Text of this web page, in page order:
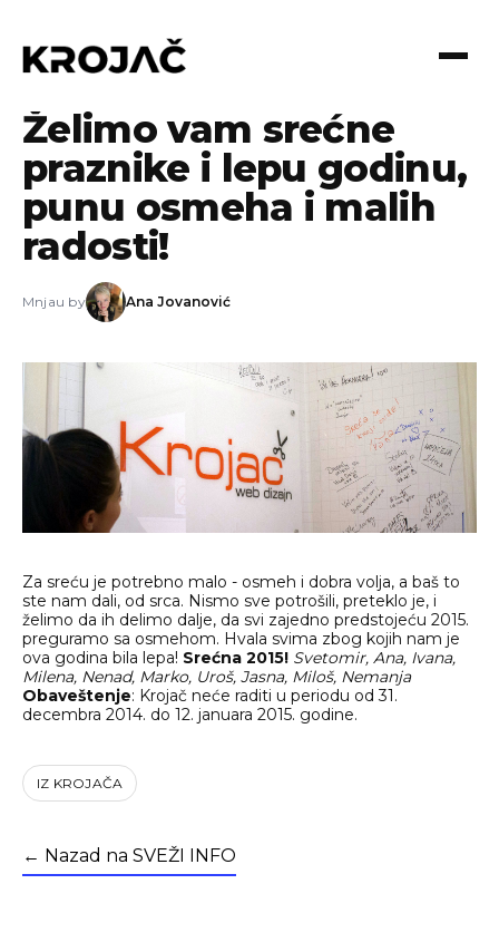
Želimo vam srećne
praznike i lepu godinu,
punu osmeha i malih
radosti!
Mnjau by Ana Jovanović
Za sreću je potrebno malo - osmeh i dobra volja, a baš to
ste nam dali, od srca. Nismo sve potrošili, preteklo je, i
želimo da ih delimo dalje, da svi zajedno predstojeću 2015.
preguramo sa osmehom. Hvala svima zbog kojih nam je
ova godina bila lepa! Srećna 2015! Svetomir, Ana, Ivana,
Milena, Nenad, Marko, Uroš, Jasna, Miloš, Nemanja
Obaveštenje: Krojač neće raditi u periodu od 31.
decembra 2014. do 12. januara 2015. godine.
IZ KROJAČA
← Nazad na SVEŽI INFO